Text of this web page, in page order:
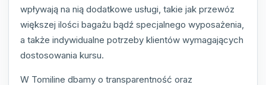
wpływają na nią dodatkowe usługi, takie jak przewóz
większej ilości bagażu bądź specjalnego wyposażenia,
a także indywidualne potrzeby klientów wymagających
dostosowania kursu.
W Tomiline dbamy o transparentność oraz